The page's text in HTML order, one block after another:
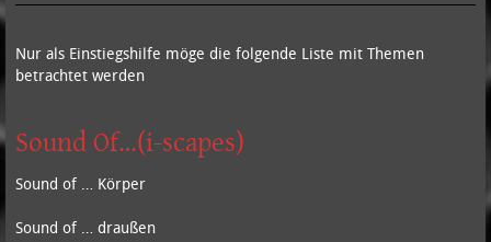
Nur als Einstiegshilfe möge die folgende Liste mit Themen
betrachtet werden
Sound Of…(i-scapes)
Sound of … Körper
Sound of … draußen